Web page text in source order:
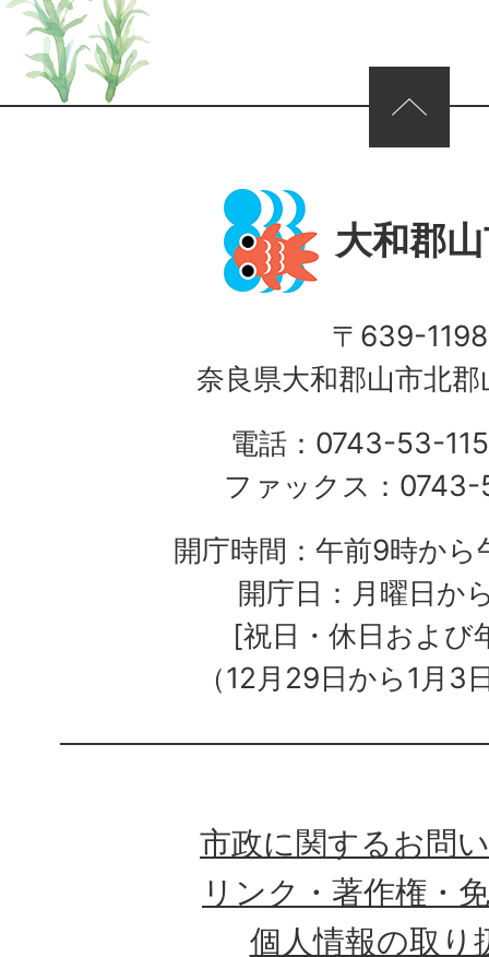
ページの先頭へ
大和郡
〒639-1198
奈良県大和郡山市北
電話：0743-53-
ファックス：
開庁時間：午前9時か
開庁日：月曜日か
[祝日・休日および
（12月29日から1月3
市政に関するお問
リンク・著作権・
個人情報の取り